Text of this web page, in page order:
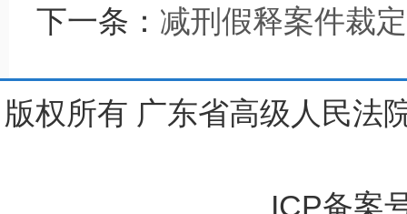
下一条： 减刑假释案件裁
版权所有 广东省高级人民法
ICP备案